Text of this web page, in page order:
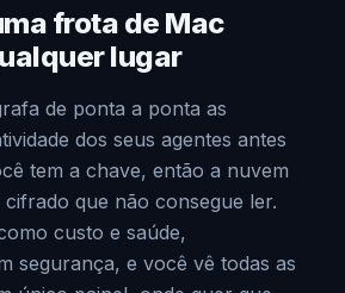
frota de Mac
lugar
de ponta a ponta as
dos seus agentes antes
tem a chave, então a nuvem
que não consegue ler.
custo e saúde,
segurança, e você vê todas as